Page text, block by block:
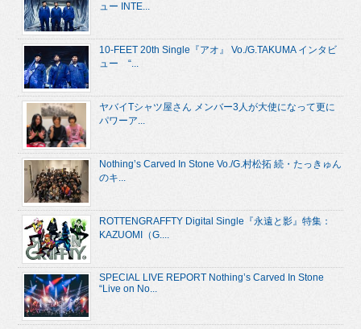
ュー INTE...
10-FEET 20th Single『アオ』 Vo./G.TAKUMA インタビ
ュー “...
ヤバイTシャツ屋さん メンバー3人が大使になって更に
パワーア...
Nothing’s Carved In Stone Vo./G.村松拓 続・たっきゅん
のキ...
ROTTENGRAFFTY Digital Single『永遠と影』特集：
KAZUOMI（G....
SPECIAL LIVE REPORT Nothing’s Carved In Stone
“Live on No...